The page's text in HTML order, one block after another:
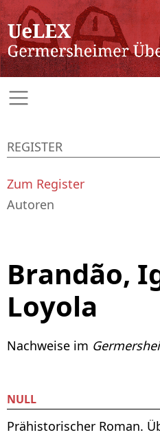
Brandão,
Loyola
Nachweise im
NULL
Prähistorischer Roman.
REGISTER
Zum Register
Autoren